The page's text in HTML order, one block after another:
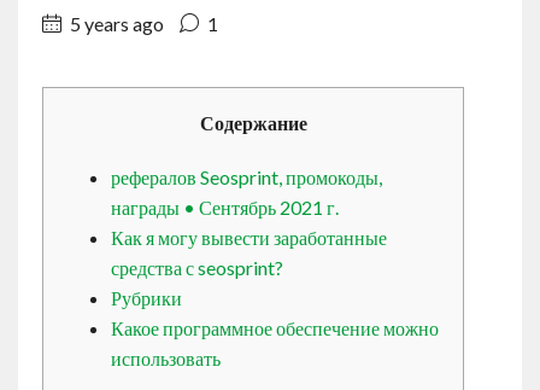
Charity
English
5 years ago 1
Содержание
рефералов Seosprint, промокоды,
награды • Сентябрь 2021 г.
Как я могу вывести заработанные
средства с seosprint?
Рубрики
Какое программное обеспечение можно
использовать